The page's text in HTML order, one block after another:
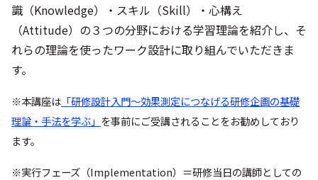
識（Knowledge）・スキル（Skill）・心構え
（Attitude）の３つの分野における学習理論を紹介し、そ
れらの理論を使ったワーク設計に取り組んでいただきま
す。
※本講座は 「研修設計入門～効果測定につなげる研修企画の基礎
理論・手法を学ぶ」 を事前にご受講されることをお勧めしており
ます。
※実行フェーズ（Implementation）＝研修当日の講師としての